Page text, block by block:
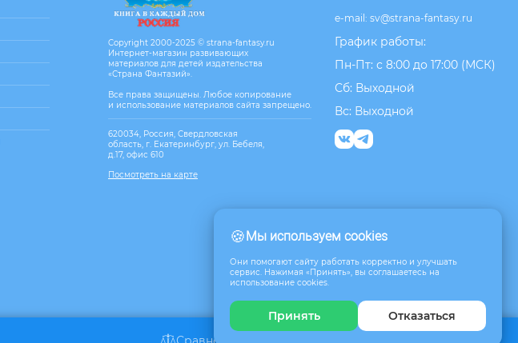
Copyright 2000-2025 © strana-fantasy.ru
Интернет-магазин развивающих
материалов для детей издательства
«Страна Фантазий».
Все права защищены. Любое копирование
и использование материалов сайта запрещено.
620034, Россия, Свердловская
область, г. Екатеринбург, ул. Бебеля,
д.17, офис 610
Посмотреть на карте
🍪Мы используем cookies
Они помогают сайту работать корректно и улучшать
сервис. Нажимая «Принять», вы соглашаетесь на
использование cookies.
Принять Отказаться
e-mail: sv@strana-fantasy.ru
График работы:
Пн-Пт: с 8:00 до 17:00 (МСК)
Сб: Выходной
Вс: Выходной